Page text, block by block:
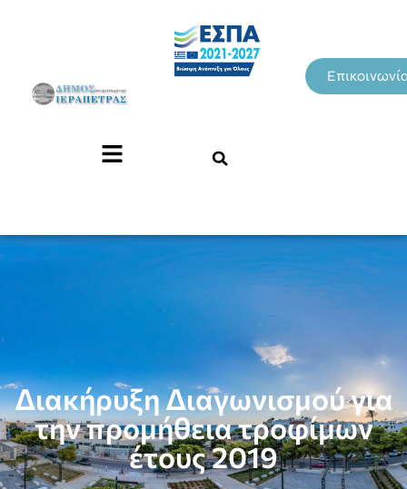
Διακήρυξη Διαγωνισμού για
την προμήθεια τροφίμων
έτους 2019